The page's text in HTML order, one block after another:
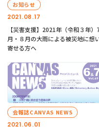
2021.08.17
お知らせ
【災害支援】2021年（令和３年）
月・８月の大雨による被災地に想
寄せる方へ
2021.06.01
会報誌CANVAS NEWS